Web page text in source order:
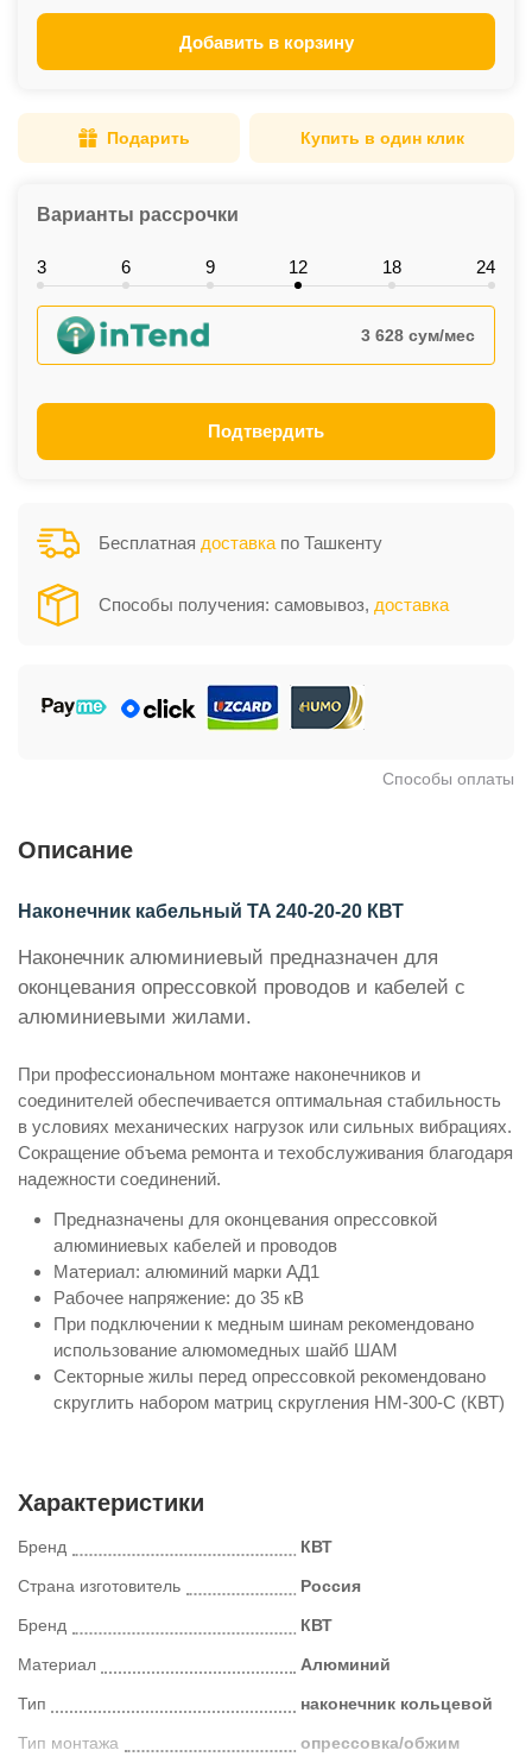
Добавить в корзину
Подарить Купить в один клик
Варианты рассрочки
3 6 9 12 18 24
3 628 сум/мес
Подтвердить
Бесплатная доставка по Ташкенту
Способы получения: самовывоз, доставка
Способы оплаты
Описание
Наконечник кабельный TA 240-20-20 КВТ
Наконечник алюминиевый предназначен для
оконцевания опрессовкой проводов и кабелей с
алюминиевыми жилами.
При профессиональном монтаже наконечников и
соединителей обеспечивается оптимальная стабильность
в условиях механических нагрузок или сильных вибрациях.
Сокращение объема ремонта и техобслуживания благодаря
надежности соединений.
Предназначены для оконцевания опрессовкой
алюминиевых кабелей и проводов
Материал: алюминий марки АД1
Рабочее напряжение: до 35 кВ
При подключении к медным шинам рекомендовано
использование алюмомедных шайб ШАМ
Секторные жилы перед опрессовкой рекомендовано
скруглить набором матриц скругления НМ-300-C (КВТ)
Характеристики
Бренд КВТ
Страна изготовитель Россия
Бренд КВТ
Материал Алюминий
Тип наконечник кольцевой
Тип монтажа опрессовка/обжим